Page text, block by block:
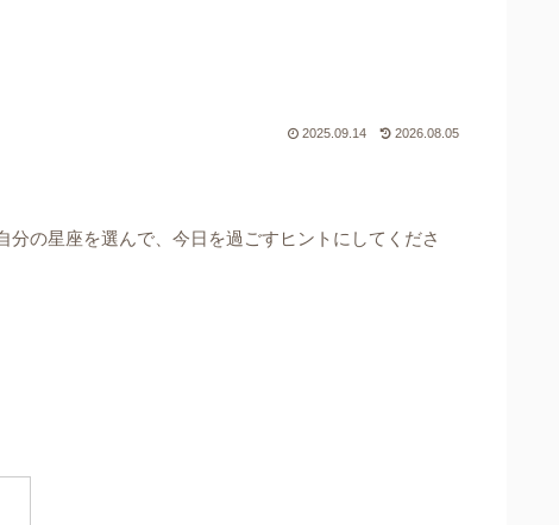
2025.09.14 2026.08.05
の星座を選んで、今日を過ごすヒントにしてくださ